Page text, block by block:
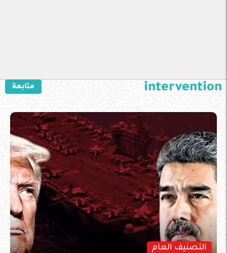
intervention متابعة
التصنيف العام